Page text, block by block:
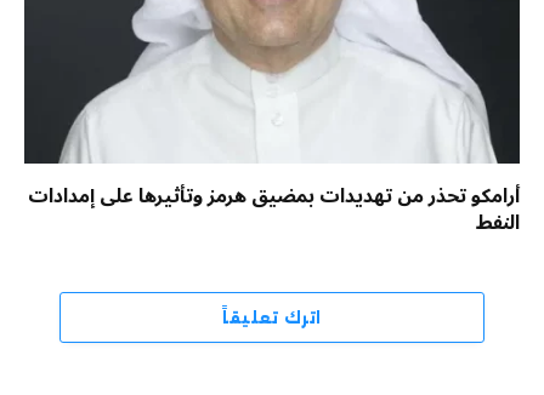
أرامكو تحذر من تهديدات بمضيق هرمز وتأثيرها على إمدادات
النفط
اترك تعليقاً